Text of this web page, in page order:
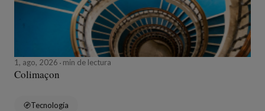
1, ago, 2026 min de lectura
Colimaçon
Tecnología